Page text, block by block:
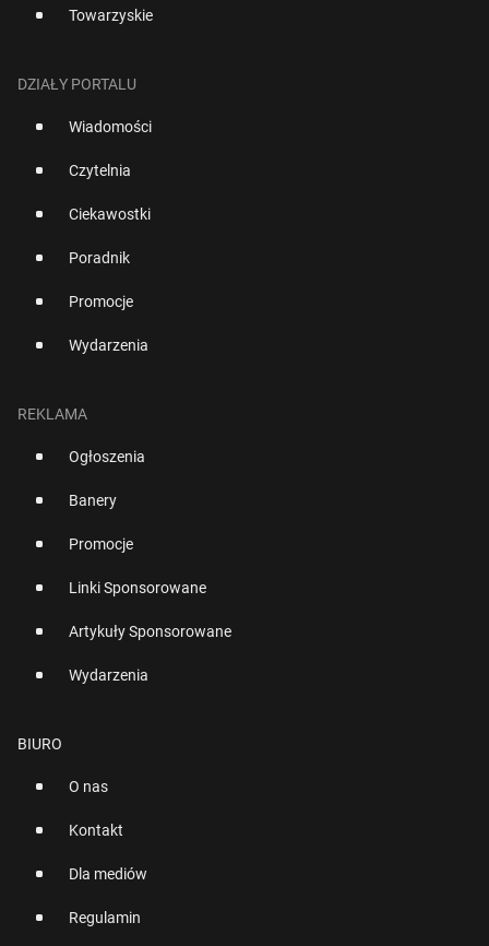
Towarzyskie
DZIAŁY PORTALU
Wiadomości
Czytelnia
Ciekawostki
Poradnik
Promocje
Wydarzenia
REKLAMA
Ogłoszenia
Banery
Promocje
Linki Sponsorowane
Artykuły Sponsorowane
Wydarzenia
BIURO
O nas
Kontakt
Dla mediów
Regulamin